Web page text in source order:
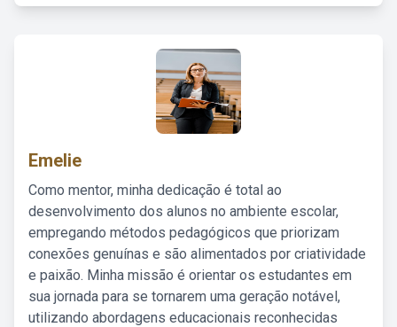
Emelie
Como mentor, minha dedicação é total ao
desenvolvimento dos alunos no ambiente escolar,
empregando métodos pedagógicos que priorizam
conexões genuínas e são alimentados por criatividade
e paixão. Minha missão é orientar os estudantes em
sua jornada para se tornarem uma geração notável,
utilizando abordagens educacionais reconhecidas